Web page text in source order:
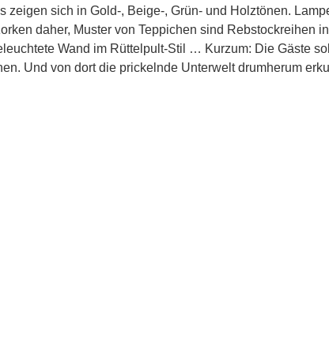
zeigen sich in Gold-, Beige-, Grün- und Holztönen.
daher, Muster von Teppichen sind Rebstockreihen in
Wand im Rüttelpult-Stil … Kurzum: Die Gäste
Und von dort die prickelnde Unterwelt drumherum